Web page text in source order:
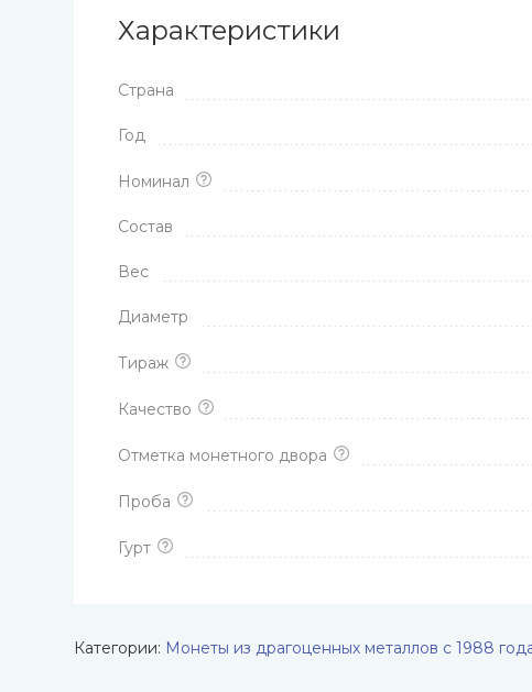
Характеристики
Страна
Год
Номинал
Состав
Вес
Диаметр
Тираж
Качество
Отметка монетного двора
Проба
Гурт
Категории: Монеты из драгоценных металлов с 1988